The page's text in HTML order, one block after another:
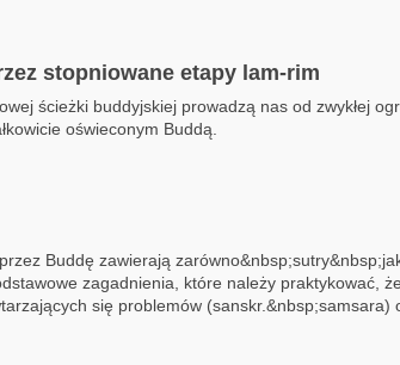
stopniowane etapy lam-rim
ścieżki buddyjskiej prowadzą nas od zwykłej
oświeconym Buddą.
Buddę zawierają
zagadnienia, które należy praktykować,
się problemów (sanskr.&nbsp;samsara)